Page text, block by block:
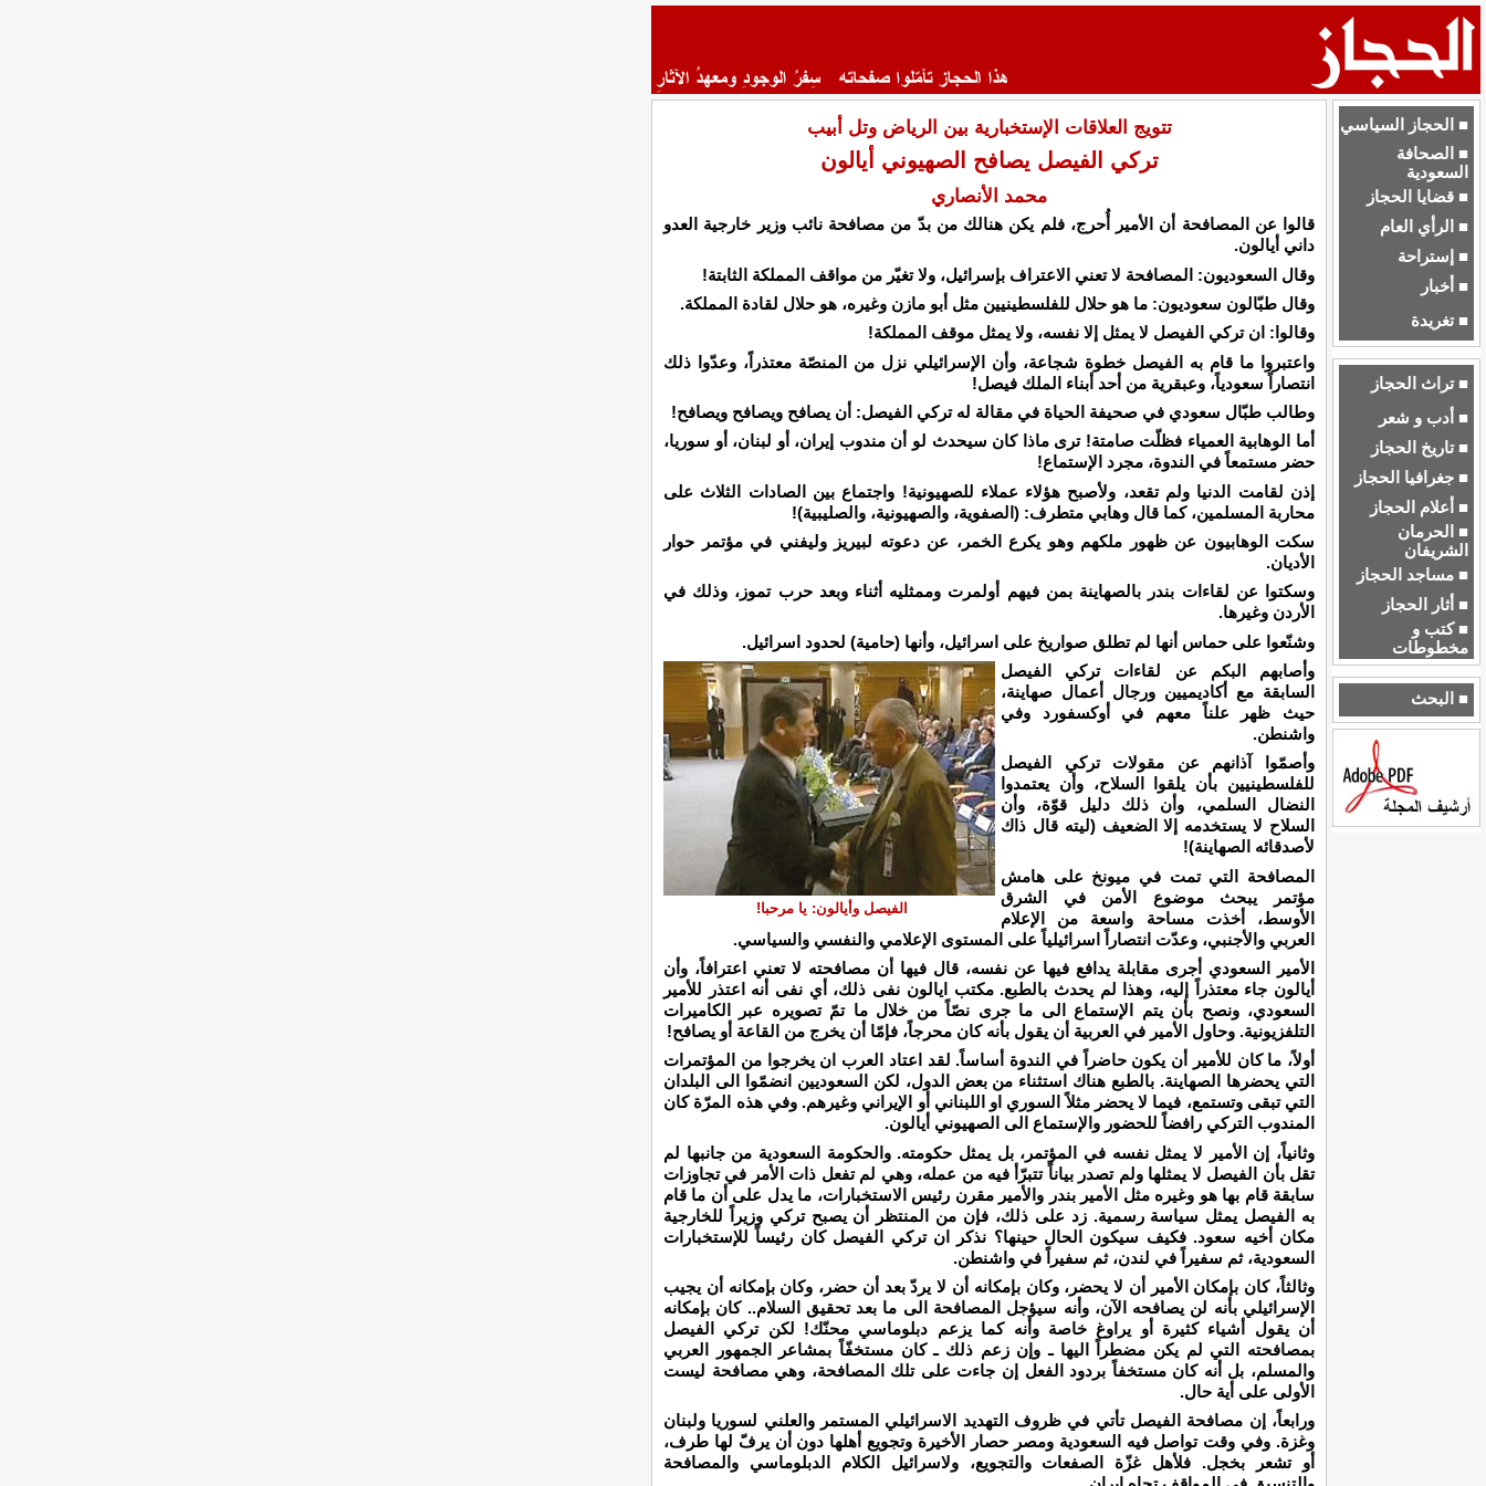
■ الحجاز السياسي
■ الصحافة
السعودية
■ قضايا الحجاز
■ الرأي العام
■ إستراحة
■ أخبار
■ تغريدة
■ تراث الحجاز
■ أدب و شعر
■ تاريخ الحجاز
■ جغرافيا الحجاز
■ أعلام الحجاز
■ الحرمان
الشريفان
■ مساجد الحجاز
■ أثار الحجاز
■ كتب و
مخطوطات
■ البحث
تتويج العلاقات الإستخبارية بين الرياض وتل أبيب
تركي الفيصل يصافح الصهيوني أيالون
محمد الأنصاري
قالوا عن المصافحة أن الأمير أُحرج، فلم يكن هنالك من بدّ من مصافحة نائب وزير خارجية العدو
داني أيالون.
وقال السعوديون: المصافحة لا تعني الاعتراف بإسرائيل، ولا تغيّر من مواقف المملكة الثابتة!
وقال طبّالون سعوديون: ما هو حلال للفلسطينيين مثل أبو مازن وغيره، هو حلال لقادة المملكة.
وقالوا: ان تركي الفيصل لا يمثل إلا نفسه، ولا يمثل موقف المملكة!
واعتبروا ما قام به الفيصل خطوة شجاعة، وأن الإسرائيلي نزل من المنصّة معتذراً، وعدّوا ذلك
انتصاراً سعودياً، وعبقرية من أحد أبناء الملك فيصل!
وطالب طبّال سعودي في صحيفة الحياة في مقالة له تركي الفيصل: أن يصافح ويصافح ويصافح!
أما الوهابية العمياء فظلّت صامتة! ترى ماذا كان سيحدث لو أن مندوب إيران، أو لبنان، أو سوريا،
حضر مستمعاً في الندوة، مجرد الإستماع!
إذن لقامت الدنيا ولم تقعد، ولأصبح هؤلاء عملاء للصهيونية! واجتماع بين الصادات الثلاث على
محاربة المسلمين، كما قال وهابي متطرف: (الصفوية، والصهيونية، والصليبية)!
سكت الوهابيون عن ظهور ملكهم وهو يكرع الخمر، عن دعوته لبيريز وليفني في مؤتمر حوار
الأديان.
وسكتوا عن لقاءات بندر بالصهاينة بمن فيهم أولمرت وممثليه أثناء وبعد حرب تموز، وذلك في
الأردن وغيرها.
وشنّعوا على حماس أنها لم تطلق صواريخ على اسرائيل، وأنها (حامية) لحدود اسرائيل.
الفيصل وأيالون: يا مرحبا!
وأصابهم البكم عن لقاءات تركي الفيصل
السابقة مع أكاديميين ورجال أعمال صهاينة،
حيث ظهر علناً معهم في أوكسفورد وفي
واشنطن.
وأصمّوا آذانهم عن مقولات تركي الفيصل
للفلسطينيين بأن يلقوا السلاح، وأن يعتمدوا
النضال السلمي، وأن ذلك دليل قوّة، وأن
السلاح لا يستخدمه إلا الضعيف (ليته قال ذاك
لأصدقائه الصهاينة)!
المصافحة التي تمت في ميونخ على هامش
مؤتمر يبحث موضوع الأمن في الشرق
الأوسط، أخذت مساحة واسعة من الإعلام
العربي والأجنبي، وعدّت انتصاراً اسرائيلياً على المستوى الإعلامي والنفسي والسياسي.
الأمير السعودي أجرى مقابلة يدافع فيها عن نفسه، قال فيها أن مصافحته لا تعني اعترافاً، وأن
أيالون جاء معتذراً إليه، وهذا لم يحدث بالطبع. مكتب ايالون نفى ذلك، أي نفى أنه اعتذر للأمير
السعودي، ونصح بأن يتم الإستماع الى ما جرى نصّاً من خلال ما تمّ تصويره عبر الكاميرات
التلفزيونية. وحاول الأمير في العربية أن يقول بأنه كان محرجاً، فإمّا أن يخرج من القاعة أو يصافح!
أولاً، ما كان للأمير أن يكون حاضراً في الندوة أساساً. لقد اعتاد العرب ان يخرجوا من المؤتمرات
التي يحضرها الصهاينة. بالطبع هناك استثناء من بعض الدول، لكن السعوديين انضمّوا الى البلدان
التي تبقى وتستمع، فيما لا يحضر مثلاً السوري او اللبناني أو الإيراني وغيرهم. وفي هذه المرّة كان
المندوب التركي رافضاً للحضور والإستماع الى الصهيوني أيالون.
وثانياً، إن الأمير لا يمثل نفسه في المؤتمر، بل يمثل حكومته. والحكومة السعودية من جانبها لم
تقل بأن الفيصل لا يمثلها ولم تصدر بياناً تتبرّأ فيه من عمله، وهي لم تفعل ذات الأمر في تجاوزات
سابقة قام بها هو وغيره مثل الأمير بندر والأمير مقرن رئيس الاستخبارات، ما يدل على أن ما قام
به الفيصل يمثل سياسة رسمية. زد على ذلك، فإن من المنتظر أن يصبح تركي وزيراً للخارجية
مكان أخيه سعود. فكيف سيكون الحال حينها؟ نذكر ان تركي الفيصل كان رئيساً للإستخبارات
السعودية، ثم سفيراً في لندن، ثم سفيراً في واشنطن.
وثالثاً، كان بإمكان الأمير أن لا يحضر، وكان بإمكانه أن لا يردّ بعد أن حضر، وكان بإمكانه أن يجيب
الإسرائيلي بأنه لن يصافحه الآن، وأنه سيؤجل المصافحة الى ما بعد تحقيق السلام.. كان بإمكانه
أن يقول أشياء كثيرة أو يراوغ خاصة وأنه كما يزعم دبلوماسي محنّك! لكن تركي الفيصل
بمصافحته التي لم يكن مضطراً اليها ـ وإن زعم ذلك ـ كان مستخفّاً بمشاعر الجمهور العربي
والمسلم، بل أنه كان مستخفاً بردود الفعل إن جاءت على تلك المصافحة، وهي مصافحة ليست
الأولى على أية حال.
ورابعاً، إن مصافحة الفيصل تأتي في ظروف التهديد الاسرائيلي المستمر والعلني لسوريا ولبنان
وغزة. وفي وقت تواصل فيه السعودية ومصر حصار الأخيرة وتجويع أهلها دون أن يرفّ لها طرف،
أو تشعر بخجل. فلأهل غزّة الصفعات والتجويع، ولاسرائيل الكلام الدبلوماسي والمصافحة